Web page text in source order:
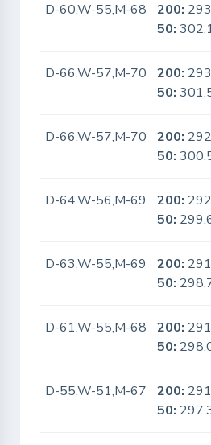
D-60,W-55,M-68 200:
50:
D-66,W-57,M-70 200:
50:
D-66,W-57,M-70 200:
50:
D-64,W-56,M-69 200:
50:
D-63,W-55,M-69 200:
50:
D-61,W-55,M-68 200:
50:
D-55,W-51,M-67 200:
50: